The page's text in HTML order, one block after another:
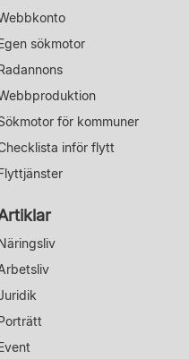
sökmotor
för kommuner
inför flytt